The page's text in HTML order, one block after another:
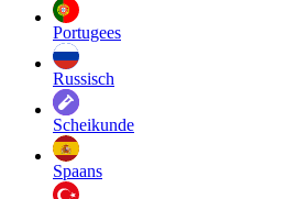
Portugees
Russisch
Scheikunde
Spaans